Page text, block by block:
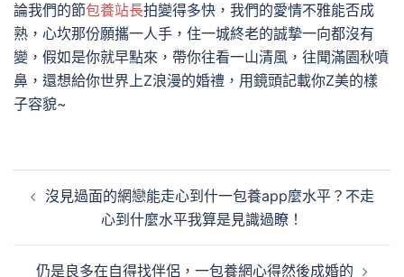
論我們的節包養站長拍變得多快，我們的愛情不雅能否成
熟，心坎那份願攜一人手，住一城終老的誠摯一向都沒有
變，假如是你就早點來，帶你往看一山清風，往聞滿園秋噴
鼻，還想給你世界上Z浪漫的婚禮，用鏡頭記載你Z美的樣
子容貌~
章 沒見過面的網戀能走心到什一包養app麼水平？不走
心到什麼水平我算是見識過瞭！
仍是良多在自得找伴侶，一包養網心得然後成婚的